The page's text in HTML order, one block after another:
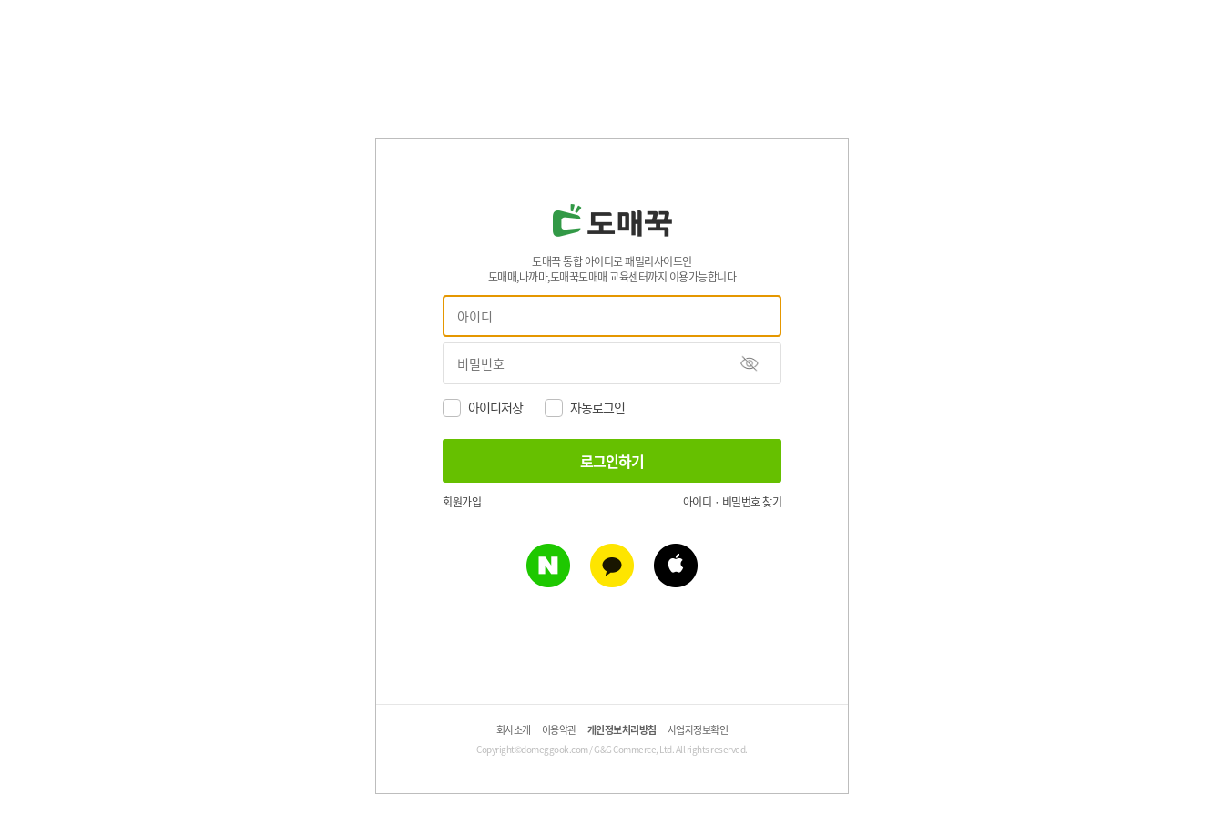
도매꾹 통합 아이디로 패밀리사이트인
도매매,나까마,도매꾹도매매 교육센터까지 이용가능합니다
아이디저장 자동로그인
회원가입 아이디 · 비밀번호 찾기
회사소개 이용약관 개인정보처리방침 사업자정보확인
Copyright©domeggook.com / G&G Commerce, Ltd. All rights reserved.